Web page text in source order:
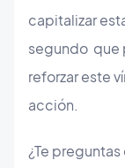
capitalizar
segundo que
reforzar este
acción.
¿Te